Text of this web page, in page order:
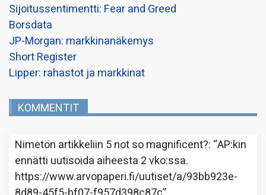
Sijoitussentimentti: Fear and Greed
Borsdata
JP-Morgan: markkinanäkemys
Short Register
Lipper: rahastot ja markkinat
KOMMENTIT
Nimetön artikkeliin 5 not so magnificent?: “AP:kin
ennätti uutisoida aiheesta 2 vko:ssa.
https://www.arvopaperi.fi/uutiset/a/93bb923e-